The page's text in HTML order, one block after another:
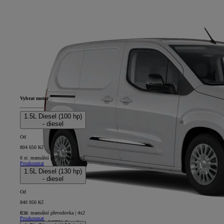
Vybrat motor
1.5L Diesel (100 hp)
- diesel
Od
804 650 Kč
6 st. manuální převodovka | 4x2
Prozkoumat
1.5L Diesel (130 hp)
- diesel
Od
840 950 Kč
6 st. manuální převodovka | 4x2
Prozkoumat